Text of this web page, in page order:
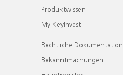
Produktwissen
My KeyInvest
Rechtliche Dokumentation
Bekanntmachungen